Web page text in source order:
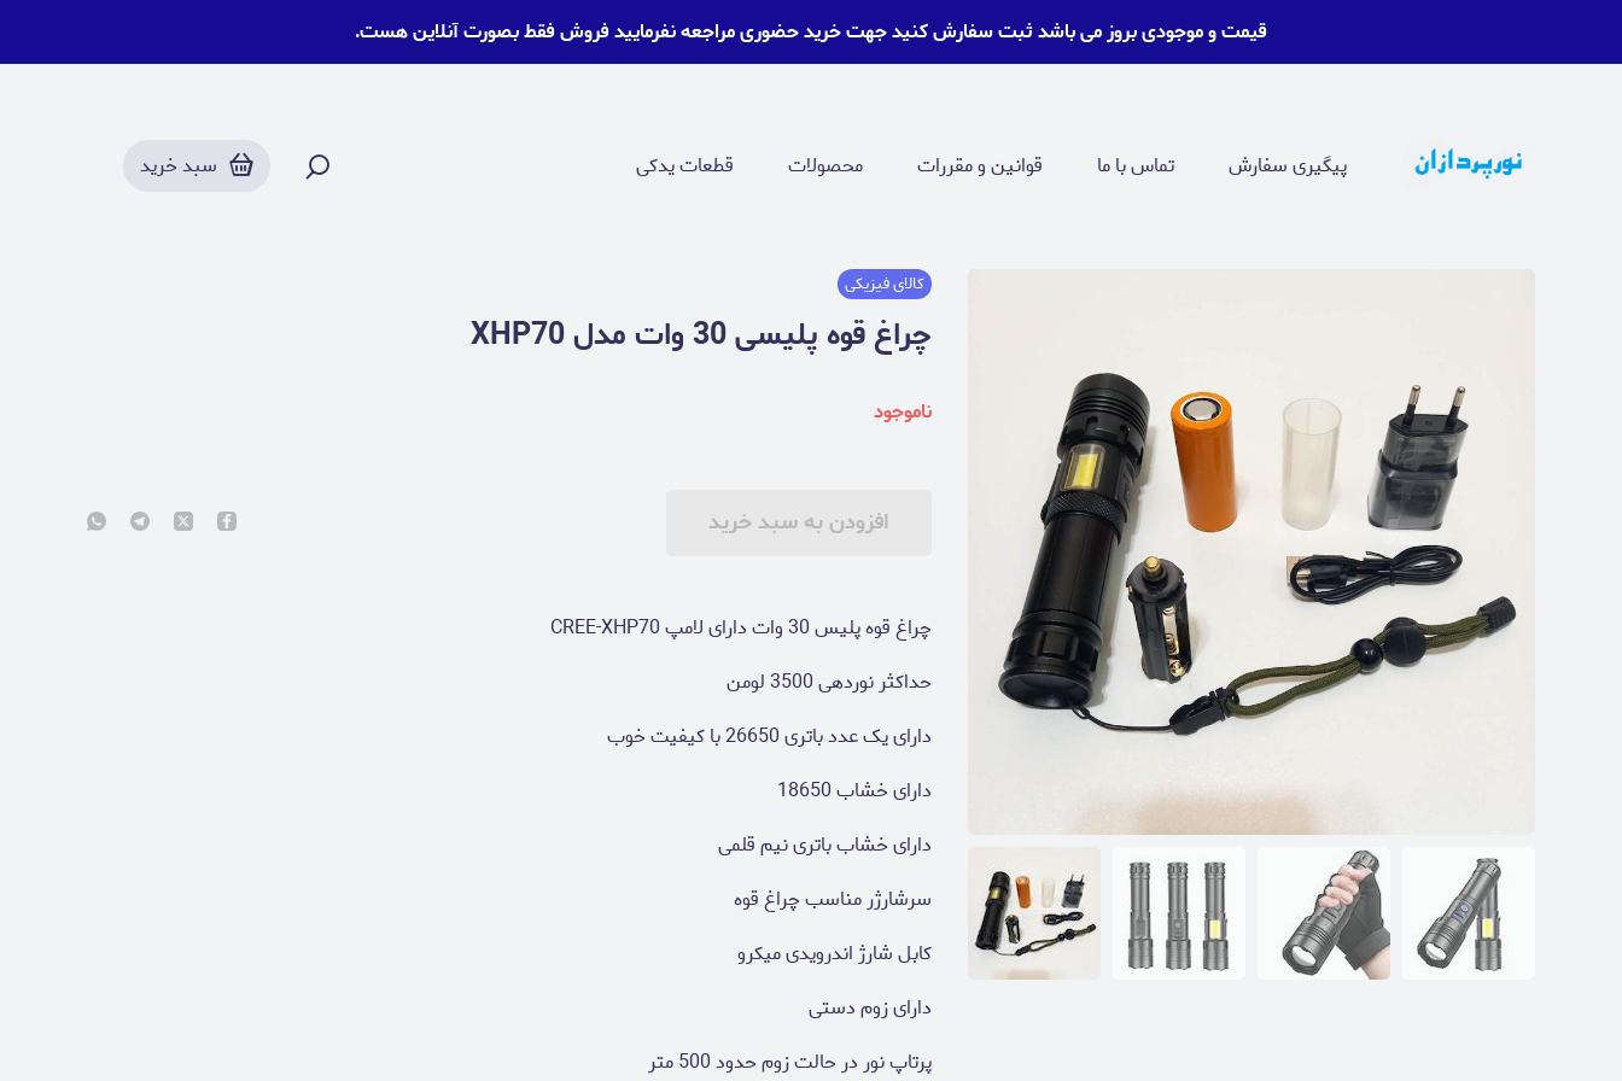
قیمت و موجودی بروز می باشد ثبت سفارش کنید جهت خرید حضوری مراجعه نفرمایید فروش فقط بصورت آنلاین هست.
پیگیری سفارش تماس با ما قوانین و مقررات محصولات قطعات یدکی سبد خرید
کالای فیزیکی
چراغ قوه پلیسی 30 وات مدل XHP70
ناموجود
افزودن به سبد خرید
چراغ قوه پلیس 30 وات دارای لامپ CREE-XHP70
حداکثر نوردهی 3500 لومن
دارای یک عدد باتری 26650 با کیفیت خوب
دارای خشاب 18650
دارای خشاب باتری نیم قلمی
سرشارژر مناسب چراغ قوه
کابل شارژ اندرویدی میکرو
دارای زوم دستی
پرتاپ نور در حالت زوم حدود 500 متر